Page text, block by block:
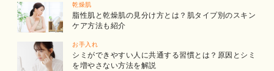
乾燥肌
脂性肌と乾燥肌の見分け方とは？肌タイプ別のスキン
ケア方法も紹介
お手入れ
シミができやすい人に共通する習慣とは？原因とシミ
を増やさない方法を解説